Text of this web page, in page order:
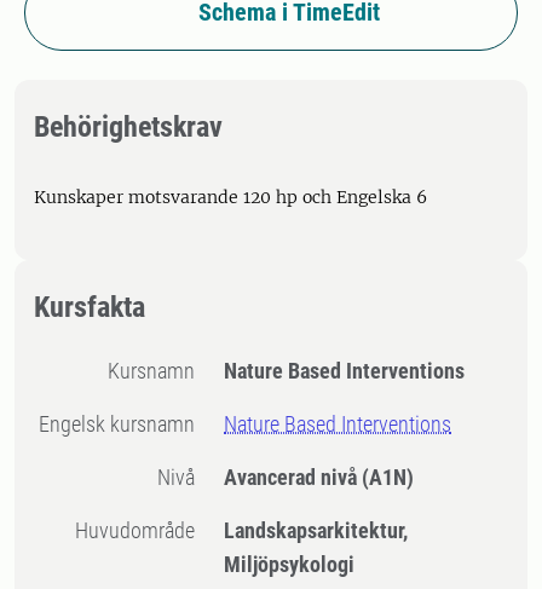
Schema i TimeEdit
Behörighetskrav
Kunskaper motsvarande 120 hp och Engelska 6
Kursfakta
Kursnamn Nature Based Interventions
Engelsk kursnamn Nature Based Interventions
Nivå Avancerad nivå (A1N)
Huvudområde
Landskapsarkitektur,
Miljöpsykologi